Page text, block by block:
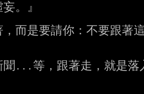
。』
而是要請你：不要跟著
...等，跟著走，就是落